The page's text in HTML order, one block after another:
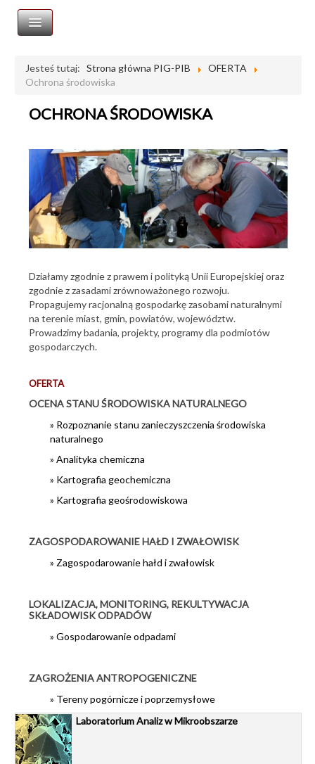
Geologia inżynierska
Geologia morza
Geozagrożenia
Kartografia
Laboratoria
Mikropaleontologia
Ochrona środowiska
Rozpoznawanie stanu środowiska
Analityka chemiczna
Kartografia geochemiczna
Gospodarowanie odpadami
Tereny pogórnicze i poprzemysłowe
Oferta edukacyjna
Udostępnianie informacji geologicznej i hydrogeologicznej
Wody podziemne
Zamówienia publiczne
Jesteś tutaj: Strona główna PIG-PIB
OFERTA
Ochrona środowiska
OCHRONA ŚRODOWISKA
Działamy zgodnie z prawem i polityką Unii Europejskiej oraz
zgodnie z zasadami zrównoważonego rozwoju.
Propagujemy racjonalną gospodarkę zasobami naturalnymi
na terenie miast, gmin, powiatów, województw.
Prowadzimy badania, projekty, programy dla podmiotów
gospodarczych.
OFERTA
OCENA STANU ŚRODOWISKA NATURALNEGO
» Rozpoznanie stanu zanieczyszczenia środowiska
naturalnego
» Analityka chemiczna
» Kartografia geochemiczna
» Kartografia geośrodowiskowa
ZAGOSPODAROWANIE HAŁD I ZWAŁOWISK
» Zagospodarowanie hałd i zwałowisk
LOKALIZACJA, MONITORING, REKULTYWACJA
SKŁADOWISK ODPADÓW
» Gospodarowanie odpadami
ZAGROŻENIA ANTROPOGENICZNE
» Tereny pogórnicze i poprzemysłowe
Laboratorium Analiz w Mikroobszarze